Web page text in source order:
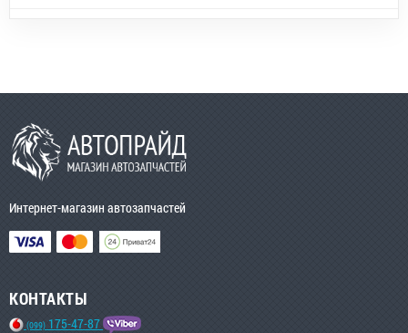
Интернет-магазин автозапчастей
КОНТАКТЫ
(099) 175-47-87